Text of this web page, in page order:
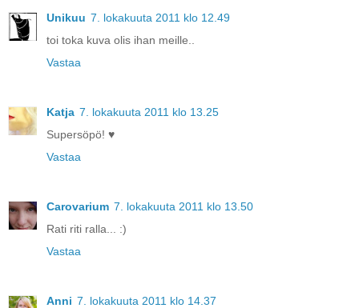
Unikuu 7. lokakuuta 2011 klo 12.49
toi toka kuva olis ihan meille..
Vastaa
Katja 7. lokakuuta 2011 klo 13.25
Supersöpö! ♥
Vastaa
Carovarium 7. lokakuuta 2011 klo 13.50
Rati riti ralla... :)
Vastaa
Anni 7. lokakuuta 2011 klo 14.37